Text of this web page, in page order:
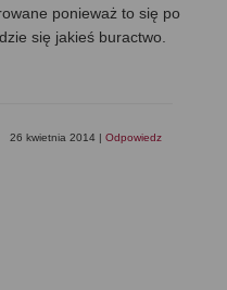
ponieważ to się po
się jakieś buractwo.
26 kwietnia 2014 Odpowiedz